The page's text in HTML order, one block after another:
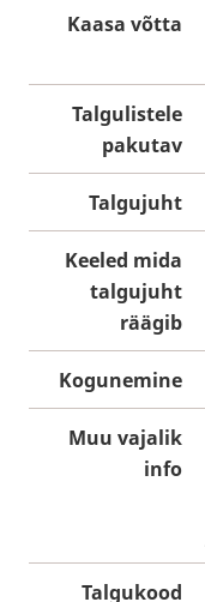
Kaasa võtta
Talgulistele
pakutav
Talgujuht
Keeled mida
talgujuht
räägib
Kogunemine
Muu vajalik
info
Talgukood